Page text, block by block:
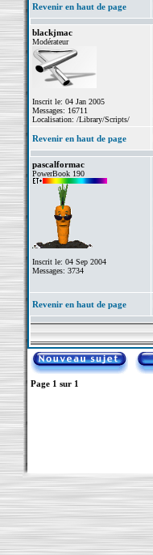
Revenir en haut de page
blackjmac
Modérateur
Inscrit le: 04 Jan 2005
Messages: 16711
Localisation: /Library/Scripts/
Revenir en haut de page
pascalformac
PowerBook 190
Inscrit le: 04 Sep 2004
Messages: 3734
Revenir en haut de page
Page 1 sur 1